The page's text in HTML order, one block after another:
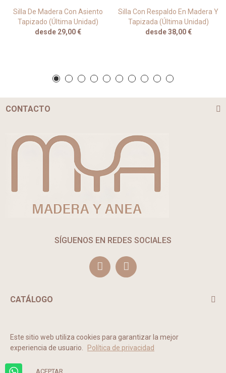
Silla De Madera Con Asiento
Tapizado (última Unidad)
desde 29,00 €
Silla Con Respaldo En Madera Y
Tapizada (última Unidad)
desde 38,00 €
CONTACTO
SÍGUENOS EN REDES SOCIALES
CATÁLOGO
Este sitio web utiliza cookies para garantizar la mejor
experiencia de usuario.
Política de privacidad
ACEPTAR